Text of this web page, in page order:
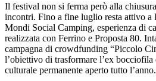
Il festival non si ferma però alla
incontri. Fino a fine luglio resta attivo a
Mondi Social Camping, esperienza di
realizzata con Ferrino e Proposta 80.
campagna di crowdfunding “Piccolo
l’obiettivo di trasformare l’ex
culturale permanente aperto tutto l’anno.